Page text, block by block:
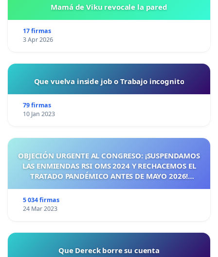
Mamá de Viku revocale la pared
17 firmas
3 Apr 2026
Que vuelva inside job o Trabajo incognito
79 firmas
10 Jan 2023
OBJECIÓN URGENTE AL CONGRESO: ¡SUSPENDAMOS
LAS ENMIENDAS RSI OMS 2024 Y RECHACEMOS EL
TRATADO PANDÉMICO ANTES DE MAYO 2026!
5 034 firmas
24 Mar 2023
Que Dereck borre su cuenta